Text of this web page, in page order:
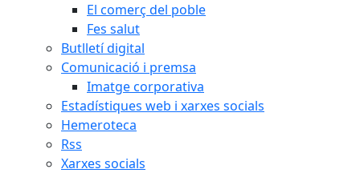
El comerç del poble
Fes salut
Butlletí digital
Comunicació i premsa
Imatge corporativa
Estadístiques web i xarxes socials
Hemeroteca
Rss
Xarxes socials